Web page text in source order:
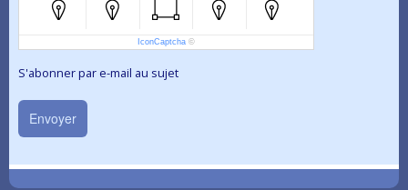
IconCaptcha ©
S'abonner par e-mail au sujet